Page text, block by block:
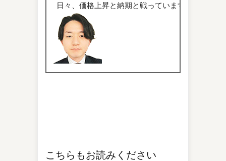
日々、価格上昇と納期と戦っています。
こちらもお読みください